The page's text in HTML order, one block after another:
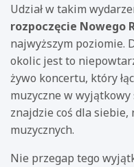
Udział w takim
rozpoczęcie Nowego
najwyższym poziomie.
okolic jest to
żywo koncertu, który
muzyczne w
znajdzie coś dla
muzycznych.
Nie przegap tego